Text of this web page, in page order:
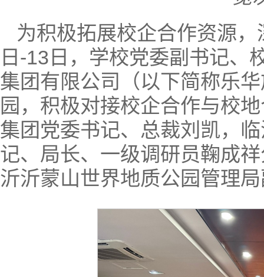
为积极拓展校企合作资源
日-13日，学校党委副书记、
集团有限公司（以下简称乐
园，积极对接校企合作与校
集团党委书记、总裁刘凯，
记、局长、一级调研员鞠成
沂沂蒙山世界地质公园管理